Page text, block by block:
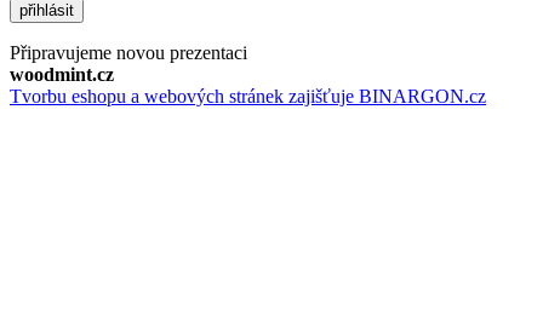
přihlásit
Připravujeme novou prezentaci
woodmint.cz
Tvorbu eshopu a webových stránek zajišťuje BINARGON.cz